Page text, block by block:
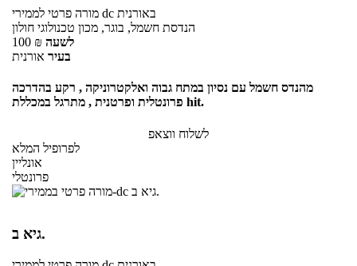
מורה פרטי לממירי dc באורנית
הנדסת חשמל, בוגר, מכון טכנולוגי חולון
100 ₪ לשעה
בעיר אורנית
מהנדס חשמל עם נסיון במתח גבוה ואלקטרוניקה , רקע בהדרכה
פרונטלית ופרטנית , מתרגל במכללת hit.
לשלוח ווצאפ
לפרופיל המלא
אונליין
פרונטלי
גיא ב.